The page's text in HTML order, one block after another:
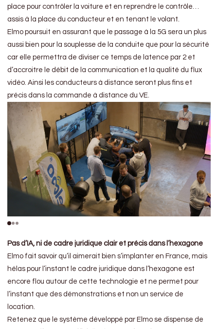
place pour contrôler la voiture et en reprendre le contrôle…
assis à la place du conducteur et en tenant le volant.
Elmo poursuit en assurant que le passage à la 5G sera un plus
aussi bien pour la souplesse de la conduite que pour la sécurité
car elle permettra de diviser ce temps de latence par 2 et
d’accroitre le débit de la communication et la qualité du flux
vidéo. Ainsi les conducteurs à distance seront plus fins et
précis dans la commande à distance du VE.
Pas d’IA, ni de cadre juridique clair et précis dans l’hexagone
Elmo fait savoir qu’il aimerait bien s’implanter en France, mais
hélas pour l’instant le cadre juridique dans l’hexagone est
encore flou autour de cette technologie et ne permet pour
l’instant que des démonstrations et non un service de
location.
Retenez que le système développé par Elmo se dispense de